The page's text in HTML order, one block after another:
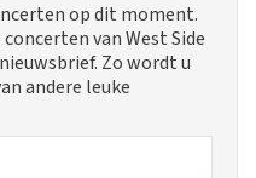
op dit moment.
van West Side
Zo wordt u
andere leuke